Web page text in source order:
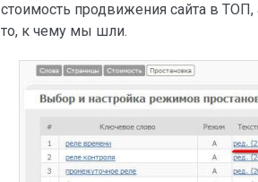
стоимость продвижения сайта в ТОП,
то, к чему мы шли.